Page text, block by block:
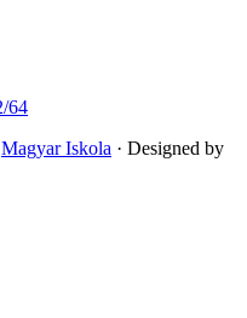
64
Magyar Iskola · Designed by